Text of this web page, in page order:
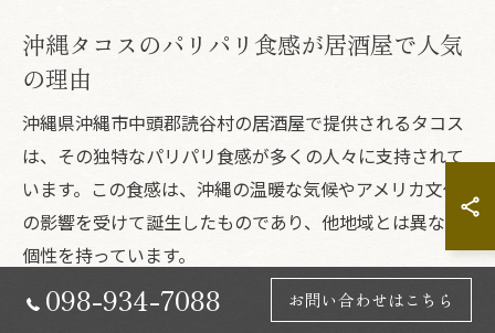
沖縄タコスのパリパリ食感が居酒屋で人気
の理由
沖縄県沖縄市中頭郡読谷村の居酒屋で提供されるタコス
は、その独特なパリパリ食感が多くの人々に支持されて
います。この食感は、沖縄の温暖な気候やアメリカ文化
の影響を受けて誕生したものであり、他地域とは異なる
個性を持っています。
なぜパリパリ食感が人気なのかというと、タコスの皮が
098-934-7088 お問い合わせはこちら